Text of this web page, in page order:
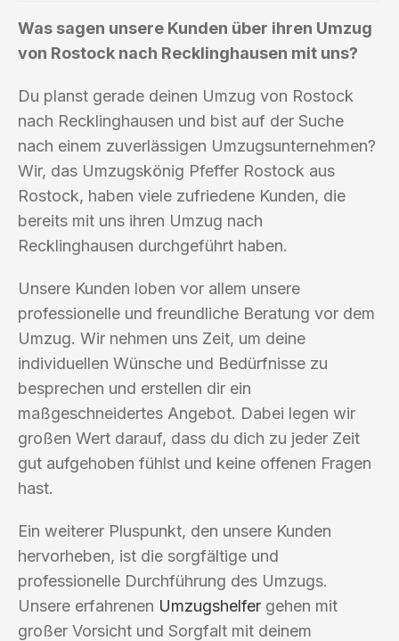
Was sagen unsere Kunden über ihren Umzug
von Rostock nach Recklinghausen mit uns?
Du planst gerade deinen Umzug von Rostock
nach Recklinghausen und bist auf der Suche
nach einem zuverlässigen Umzugsunternehmen?
Wir, das Umzugskönig Pfeffer Rostock aus
Rostock, haben viele zufriedene Kunden, die
bereits mit uns ihren Umzug nach
Recklinghausen durchgeführt haben.
Unsere Kunden loben vor allem unsere
professionelle und freundliche Beratung vor dem
Umzug. Wir nehmen uns Zeit, um deine
individuellen Wünsche und Bedürfnisse zu
besprechen und erstellen dir ein
maßgeschneidertes Angebot. Dabei legen wir
großen Wert darauf, dass du dich zu jeder Zeit
gut aufgehoben fühlst und keine offenen Fragen
hast.
Ein weiterer Pluspunkt, den unsere Kunden
hervorheben, ist die sorgfältige und
professionelle Durchführung des Umzugs.
Unsere erfahrenen Umzugshelfer gehen mit
großer Vorsicht und Sorgfalt mit deinem